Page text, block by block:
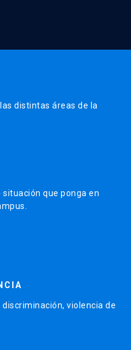
distintas áreas de la
que ponga en
violencia de